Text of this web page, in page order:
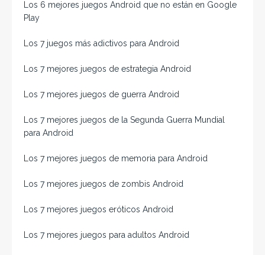
Los 6 mejores juegos Android que no están en Google
Play
Los 7 juegos más adictivos para Android
Los 7 mejores juegos de estrategia Android
Los 7 mejores juegos de guerra Android
Los 7 mejores juegos de la Segunda Guerra Mundial
para Android
Los 7 mejores juegos de memoria para Android
Los 7 mejores juegos de zombis Android
Los 7 mejores juegos eróticos Android
Los 7 mejores juegos para adultos Android